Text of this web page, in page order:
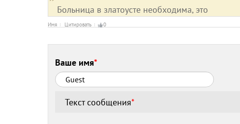
Больница в златоусте необходима, это
Имя Цитировать 0
Ваше имя*
Текст сообщения*